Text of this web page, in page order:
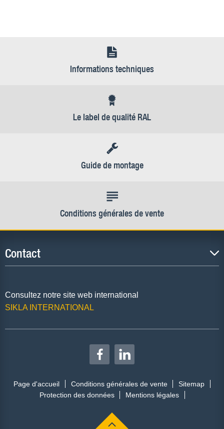
Informations techniques
Le label de qualité RAL
Guide de montage
Conditions générales de vente
Contact
Consultez notre site web international
SIKLA INTERNATIONAL
Page d'accueil Conditions générales de vente
Sitemap
Protection des données
Mentions légales